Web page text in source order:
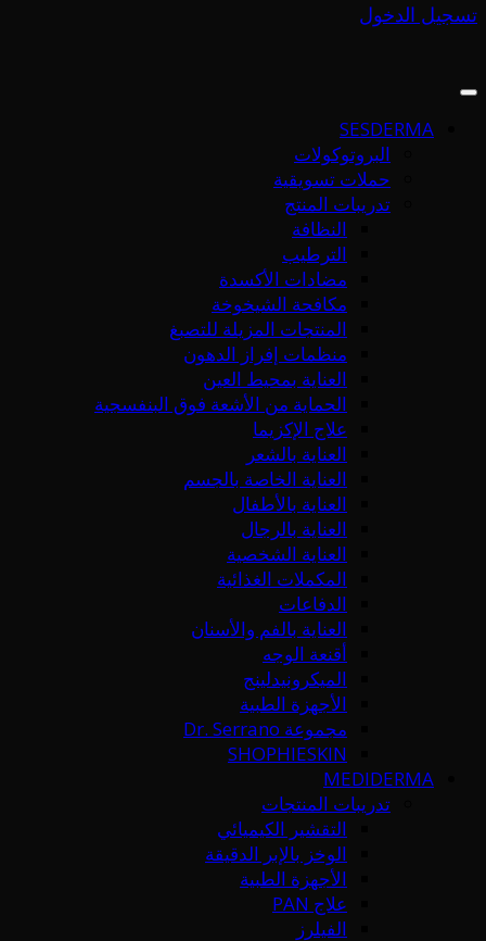
تسجيل الدخول
SESDERMA
البروتوكولات
حملات تسويقية
تدريبات المنتج
النظافة
الترطيب
مضادات الأكسدة
مكافحة الشيخوخة
المنتجات المزيلة للتصبغ
منظمات إفراز الدهون
العناية بمحيط العين
الحماية من الأشعة فوق البنفسجية
علاج الإكزيما
العناية بالشعر
العناية الخاصة بالجسم
العناية بالأطفال
العناية بالرجال
العناية الشخصية
المكملات الغذائية
الدفاعات
العناية بالفم والأسنان
أقنعة الوجه
الميكرونيدلينج
الأجهزة الطبية
مجموعة Dr. Serrano
SHOPHIESKIN
MEDIDERMA
تدريبات المنتجات
التقشير الكيميائي
الوخز بالإبر الدقيقة
الأجهزة الطبية
علاج PAN
الفيلرز